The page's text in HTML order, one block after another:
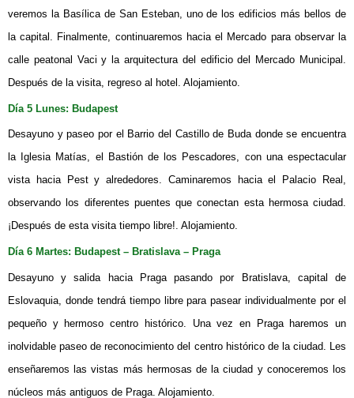
veremos la Basílica de San Esteban, uno de los edificios más bellos de
la capital. Finalmente, continuaremos hacia el Mercado para observar la
calle peatonal Vaci y la arquitectura del edificio del Mercado Municipal.
Después de la visita, regreso al hotel. Alojamiento.
Día 5 Lunes: Budapest
Desayuno y paseo por el Barrio del Castillo de Buda donde se encuentra
la Iglesia Matías, el Bastión de los Pescadores, con una espectacular
vista hacia Pest y alrededores. Caminaremos hacia el Palacio Real,
observando los diferentes puentes que conectan esta hermosa ciudad.
¡Después de esta visita tiempo libre!. Alojamiento.
Día 6 Martes: Budapest – Bratislava – Praga
Desayuno y salida hacia Praga pasando por Bratislava, capital de
Eslovaquia, donde tendrá tiempo libre para pasear individualmente por el
pequeño y hermoso centro histórico. Una vez en Praga haremos un
inolvidable paseo de reconocimiento del centro histórico de la ciudad. Les
enseñaremos las vistas más hermosas de la ciudad y conoceremos los
núcleos más antiguos de Praga. Alojamiento.